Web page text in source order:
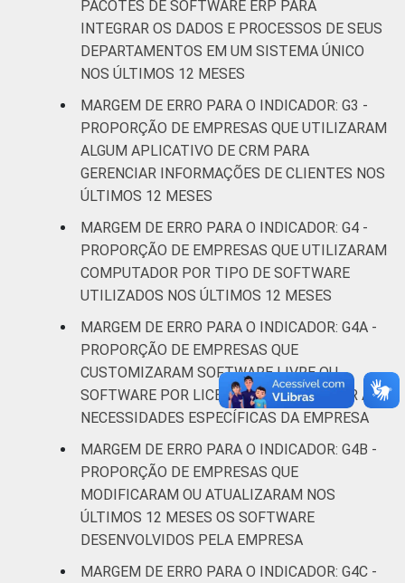
Atividades
imobiliárias;
Atividades
científicas e
técnicas;
Atividades
administrativas
e serviços
complentares
4,1
Informação e
Comunicação
4,5
Artes, cultura,
esporte e
recreação;
Outras
atividades de
serviços
3,2
* Base: 7010 empresas que declararam usar
computador, com 10 ou mais pessoas
ocupadas, que constituem os seguintes
N, R e S). Estimativa: 486345 empresas.
PACOTES DE SOFTWARE ERP PARA
INTEGRAR OS DADOS E PROCESSOS DE SEUS
DEPARTAMENTOS EM UM SISTEMA ÚNICO
NOS ÚLTIMOS 12 MESES
MARGEM DE ERRO PARA O INDICADOR: G3 -
PROPORÇÃO DE EMPRESAS QUE UTILIZARAM
ALGUM APLICATIVO DE CRM PARA
GERENCIAR INFORMAÇÕES DE CLIENTES NOS
ÚLTIMOS 12 MESES
MARGEM DE ERRO PARA O INDICADOR: G4 -
PROPORÇÃO DE EMPRESAS QUE UTILIZARAM
COMPUTADOR POR TIPO DE SOFTWARE
UTILIZADOS NOS ÚLTIMOS 12 MESES
MARGEM DE ERRO PARA O INDICADOR: G4A -
PROPORÇÃO DE EMPRESAS QUE
CUSTOMIZARAM SOFTWARE LIVRE OU
SOFTWARE POR LICENÇA PARA ATENDER A
NECESSIDADES ESPECÍFICAS DA EMPRESA
MARGEM DE ERRO PARA O INDICADOR: G4B -
PROPORÇÃO DE EMPRESAS QUE
MODIFICARAM OU ATUALIZARAM NOS
ÚLTIMOS 12 MESES OS SOFTWARE
DESENVOLVIDOS PELA EMPRESA
MARGEM DE ERRO PARA O INDICADOR: G4C -